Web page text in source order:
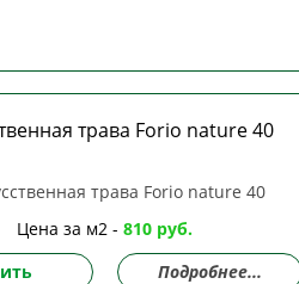
трава Forio nature 40
Цена за м2 -810 руб.
Подробнее...